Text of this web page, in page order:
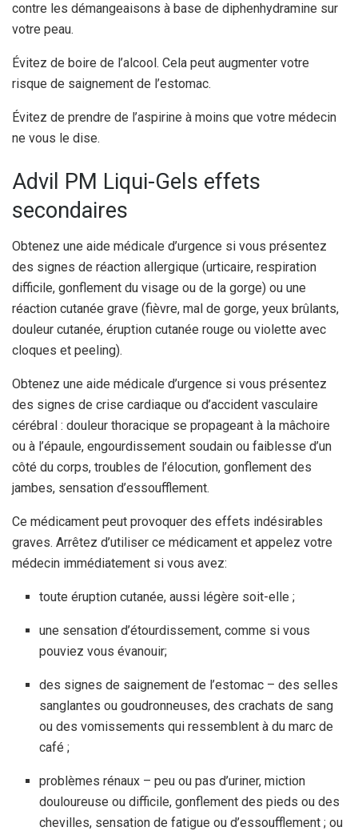
contre les démangeaisons à base de diphenhydramine sur
votre peau.
Évitez de boire de l’alcool. Cela peut augmenter votre
risque de saignement de l’estomac.
Évitez de prendre de l’aspirine à moins que votre médecin
ne vous le dise.
Advil PM Liqui-Gels effets
secondaires
Obtenez une aide médicale d’urgence si vous présentez
des signes de réaction allergique (urticaire, respiration
difficile, gonflement du visage ou de la gorge) ou une
réaction cutanée grave (fièvre, mal de gorge, yeux brûlants,
douleur cutanée, éruption cutanée rouge ou violette avec
cloques et peeling).
Obtenez une aide médicale d’urgence si vous présentez
des signes de crise cardiaque ou d’accident vasculaire
cérébral : douleur thoracique se propageant à la mâchoire
ou à l’épaule, engourdissement soudain ou faiblesse d’un
côté du corps, troubles de l’élocution, gonflement des
jambes, sensation d’essoufflement.
Ce médicament peut provoquer des effets indésirables
graves. Arrêtez d’utiliser ce médicament et appelez votre
médecin immédiatement si vous avez:
toute éruption cutanée, aussi légère soit-elle ;
une sensation d’étourdissement, comme si vous
pouviez vous évanouir;
des signes de saignement de l’estomac – des selles
sanglantes ou goudronneuses, des crachats de sang
ou des vomissements qui ressemblent à du marc de
café ;
problèmes rénaux – peu ou pas d’uriner, miction
douloureuse ou difficile, gonflement des pieds ou des
chevilles, sensation de fatigue ou d’essoufflement ; ou